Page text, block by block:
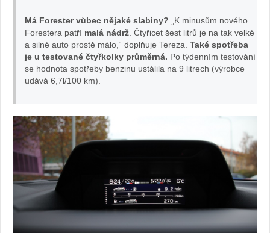
Má Forester vůbec nějaké slabiny? „K minusům nového
Forestera patří malá nádrž . Čtyřicet šest litrů je na tak velké
a silné auto prostě málo,“ doplňuje Tereza. Také spotřeba
je u testované čtyřkolky průměrná. Po týdenním testování
se hodnota spotřeby benzinu ustálila na 9 litrech (výrobce
udává 6,7l/100 km).